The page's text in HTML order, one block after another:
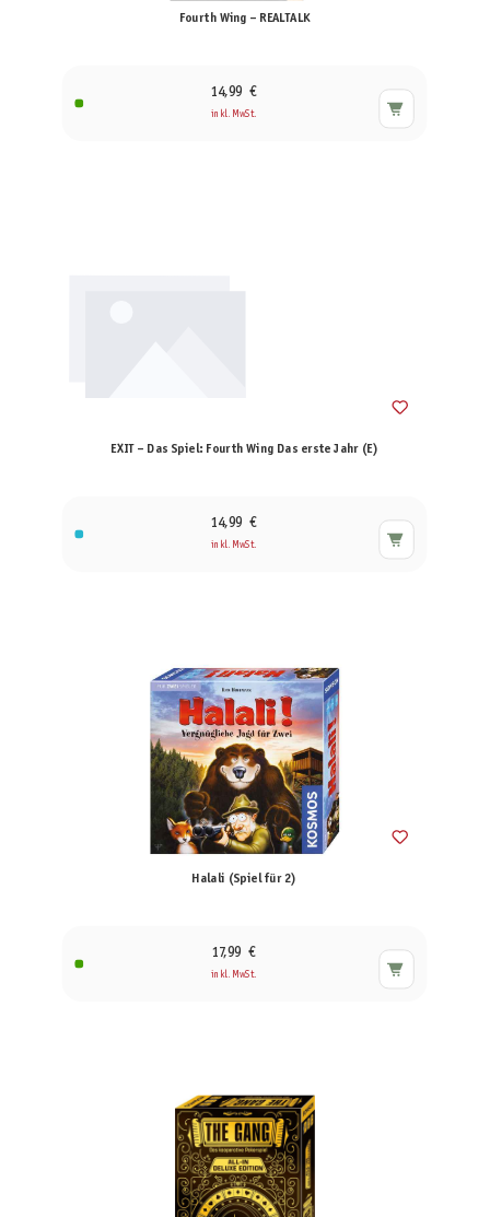
Fourth Wing – REALTALK
14,99 €
inkl. MwSt.
EXIT – Das Spiel: Fourth Wing Das erste Jahr (E)
14,99 €
inkl. MwSt.
Halali (Spiel für 2)
17,99 €
inkl. MwSt.